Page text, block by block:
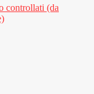
controllati (da